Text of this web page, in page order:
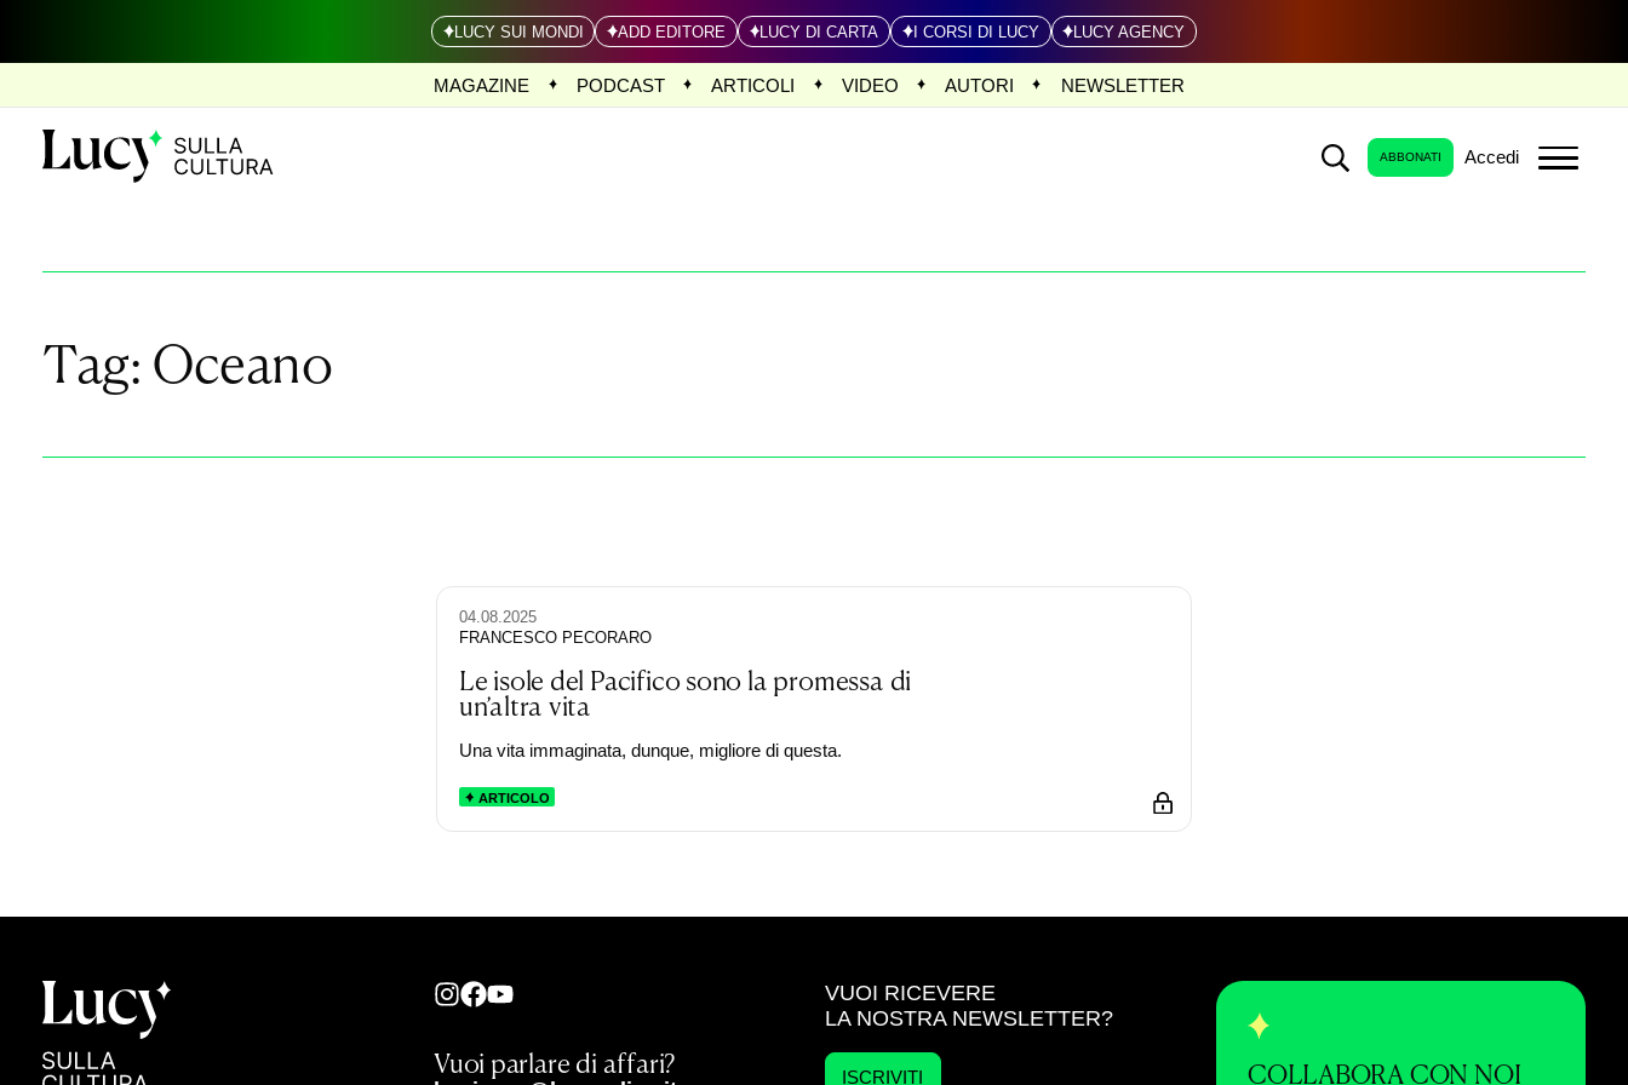
LUCY SUI MONDI ADD EDITORE LUCY DI CARTA I CORSI DI LUCY LUCY AGENCY
MAGAZINE PODCAST ARTICOLI VIDEO AUTORI NEWSLETTER
ABBONATI Accedi
Tag: Oceano
04.08.2025
FRANCESCO PECORARO
Le isole del Pacifico sono la promessa di
un’altra vita
Una vita immaginata, dunque, migliore di questa.
ARTICOLO
Vuoi parlare di affari?
VUOI RICEVERE
LA NOSTRA NEWSLETTER?
ISCRIVITI COLLABORA CON NOI